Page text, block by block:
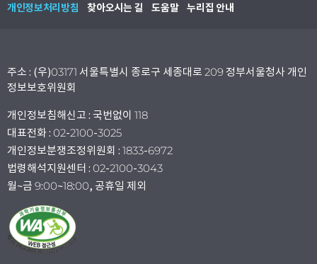
개인정보처리방침 찾아오시는 길 도움말 누리집 안내
주소 : (우)03171 서울특별시 종로구 세종대로 209 정부서울청사 개인
정보보호위원회
개인정보침해신고 : 국번없이 118
대표전화 : 02-2100-3025
개인정보분쟁조정위원회 : 1833-6972
법령해석지원센터 : 02-2100-3043
월~금 9:00~18:00, 공휴일 제외